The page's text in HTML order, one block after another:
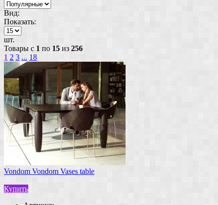
Вид:
Показать:
шт.
Товары с 1 по 15 из 256
1 2 3 ... 18
Vondom Vondom Vases table
Купить